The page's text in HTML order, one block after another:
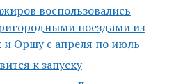
воспользовались
поездами из
и Оршу с апреля по июль
к запуску